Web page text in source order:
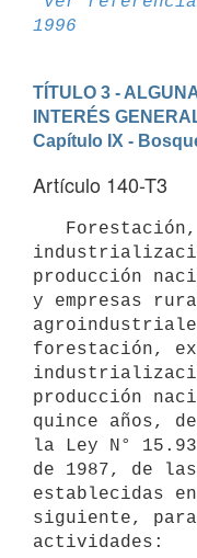
1996
TÍTULO 3 -
INTERÉS
Capítulo IX -
Artículo 140-T3
producción
y empresas
forestación,
producción
quince años,
la Ley N°
de 1987, de
establecidas
siguiente,
actividades: